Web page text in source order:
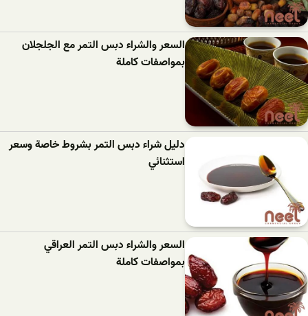
السعر والشراء دبس التمر مع الجلجلان
بمواصفات كاملة
دليل شراء دبس التمر بشروط خاصة وسعر
استثنائي
السعر والشراء دبس التمر العراقي
بمواصفات كاملة